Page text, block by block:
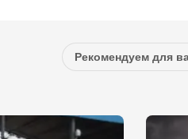
Рекомендуем для